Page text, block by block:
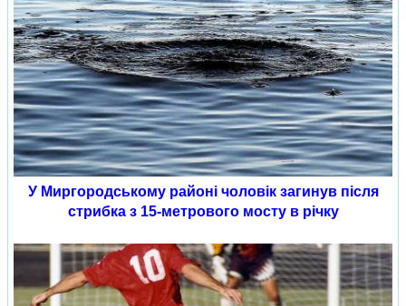
У Миргородському районі чоловік загинув після
стрибка з 15-метрового мосту в річку